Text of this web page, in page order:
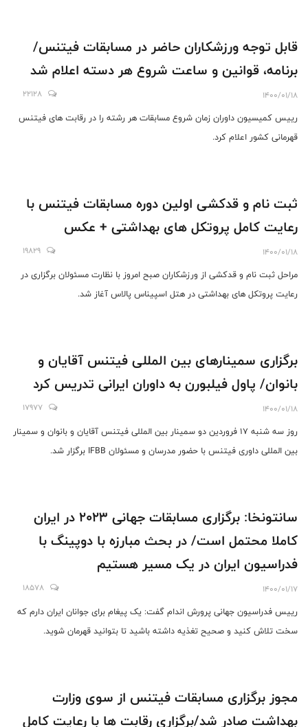
قابل توجه ورزشکاران حاضر در مسابقات فیتنس/
برنامه، قوانین و ساعت شروع هر دسته اعلام شد
1400/01/18
22128
رییس کمیسیون داوران زمان شروع مسابقات هر رشته را در رقابت های فیتنس
قهرمانی کشور اعلام کرد.
ثبت نام و قدکشی اولین دوره مسابقات فیتنس با
رعایت کامل پروتکل های بهداشتی + عکس
1400/01/18
19829
مراحل ثبت نام و قدکشی از ورزشکاران صبح امروز با نظارت مسئولان برگزاری در
رعایت پروتکل های بهداشتی در هتل اسپیناس پالاس آغاز شد.
برگزاری سمینارهای بین المللی فیتنس آقایان و
بانوان/ پاول فیلبورن به داوران ایرانی تدریس کرد
1400/01/18
17977
روز سه شنبه 17 فروردین دو سمینار بین المللی فیتنس آقایان و بانوان و سمینار
بین المللی داوری فیتنس با حضور مدرسان و مسئولان IFBB برگزار شد.
سانتونخا: برگزاری مسابقات جهانی 2023 در ایران
کاملا محتمل است/ در بحث مبارزه با دوپینگ با
فدراسیون ایران در یک مسیر هستیم
1400/01/17
18578
رییس فدراسیون جهانی پرورش اندام گفت: یک پیغام برای جوانان ایران دارم که
سخت تلاش کنید و صحیح تغذیه داشته باشید تا بتوانید قهرمان شوید.
مجوز برگزاری مسابقات فیتنس از سوی وزارت
بهداشت صادر شد/برگزاری رقابت ها با رعایت کامل